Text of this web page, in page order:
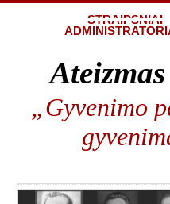
STRAIPSNIAI
„Gyvenimo